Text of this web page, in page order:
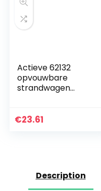
Actieve 62132
opvouwbare
strandwagen
€23.61
Description